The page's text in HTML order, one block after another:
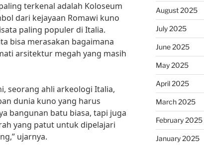
terkenal adalah Koloseum
dari kejayaan Romawi kuno
paling populer di Italia.
bisa merasakan bagaimana
arsitektur megah yang masih
seorang ahli arkeologi Italia,
dunia kuno yang harus
bangunan batu biasa, tapi juga
yang patut untuk dipelajari
ujarnya.
August 2025
July 2025
June 2025
May 2025
April 2025
March 2025
February 2025
January 2025